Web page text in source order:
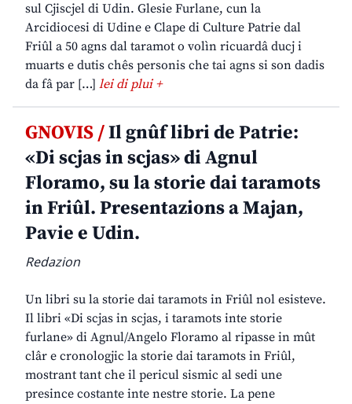
sul Cjiscjel di Udin. Glesie Furlane, cun la
Arcidiocesi di Udine e Clape di Culture Patrie dal
Friûl a 50 agns dal taramot o volìn ricuardâ ducj i
muarts e dutis chês personis che tai agns si son dadis
da fâ par […] lei di plui +
GNOVIS /Il gnûf libri de Patrie:
«Di scjas in scjas» di Agnul
Floramo, su la storie dai taramots
in Friûl. Presentazions a Majan,
Pavie e Udin.
Redazion
Un libri su la storie dai taramots in Friûl nol esisteve.
Il libri «Di scjas in scjas, i taramots inte storie
furlane» di Agnul/Angelo Floramo al ripasse in mût
clâr e cronologjic la storie dai taramots in Friûl,
mostrant tant che il pericul sismic al sedi une
presince costante inte nestre storie. La pene